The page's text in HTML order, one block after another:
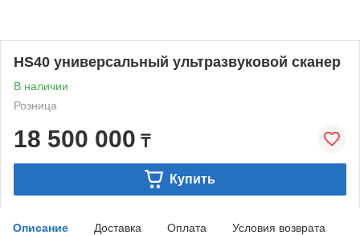
HS40 универсальный ультразвуковой сканер
В наличии
Розница
18 500 000 ₸
Купить
Описание Доставка Оплата Условия возврата